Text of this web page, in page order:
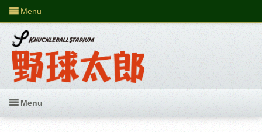
Menu
Menu